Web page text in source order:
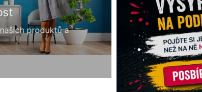
produktů a